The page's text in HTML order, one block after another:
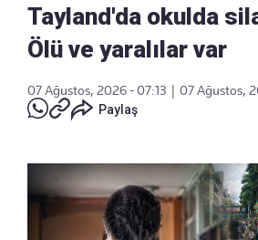
Tayland'da okulda
Ölü ve yaralılar var
07 Ağustos, 2026 - 07:13
07 Ağustos,
Paylaş